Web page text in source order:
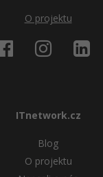
O projektu
ITnetwork.cz
Blog
O projektu